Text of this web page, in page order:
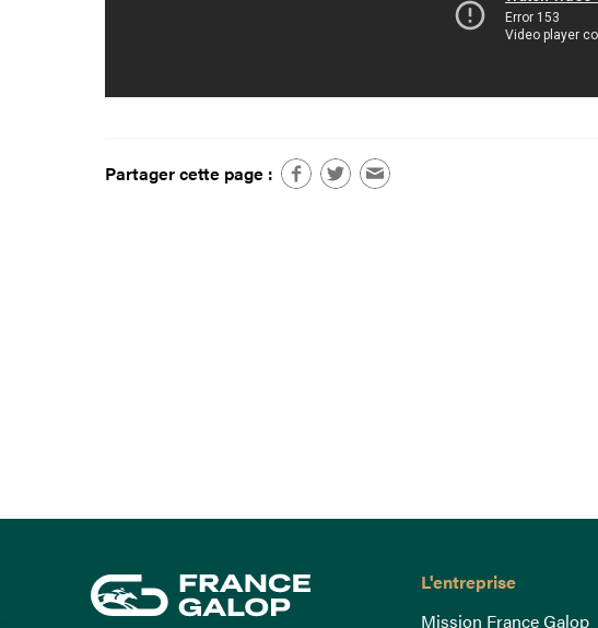
Partager cette page :
L'entreprise
Mission France Galop